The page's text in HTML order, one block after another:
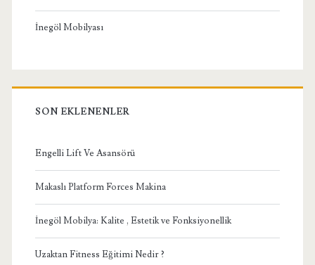
İnegöl Mobilyası
SON EKLENENLER
Engelli Lift Ve Asansörü
Makaslı Platform Forces Makina
İnegöl Mobilya: Kalite , Estetik ve Fonksiyonellik
Uzaktan Fitness Eğitimi Nedir ?